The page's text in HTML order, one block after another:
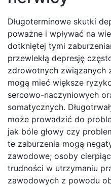
Długoterminowe skutki
poważne i wpływać na
dotkniętej tymi
przewlekłą depresję
zdrowotnych związanych
mogą mieć większe
sercowo-naczyniowych
somatycznych.
może prowadzić do
jak bóle głowy czy
te zaburzenia mogą
zawodowe; osoby
trudności w utrzymaniu
zawodowych z powodu